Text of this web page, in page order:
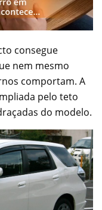
consegue
nem mesmo
comportam. A
pelo teto
do modelo.